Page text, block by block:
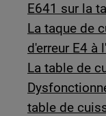
E641 sur la
La taque de
d'erreur E4 à
La table de
table de